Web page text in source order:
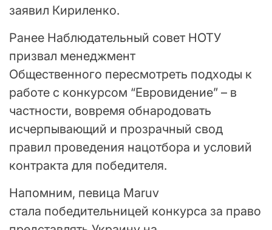
заявил Кириленко.
Ранее Наблюдательный совет НОТУ
призвал менеджмент
Общественного пересмотреть подходы к
работе с конкурсом “Евровидение” – в
частности, вовремя обнародовать
исчерпывающий и прозрачный свод
правил проведения нацотбора и условий
контракта для победителя.
Напомним, певица Maruv
стала победительницей конкурса за право